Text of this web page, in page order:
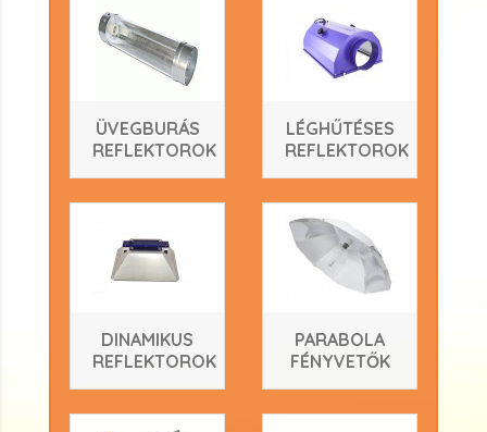
ÜVEGBURÁS
REFLEKTOROK
LÉGHŰTÉSES
REFLEKTOROK
DINAMIKUS
REFLEKTOROK
PARABOLA
FÉNYVETŐK